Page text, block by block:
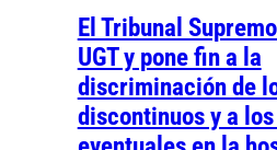
El Tribunal
UGT y pone fin a la
discriminación de
discontinuos y a